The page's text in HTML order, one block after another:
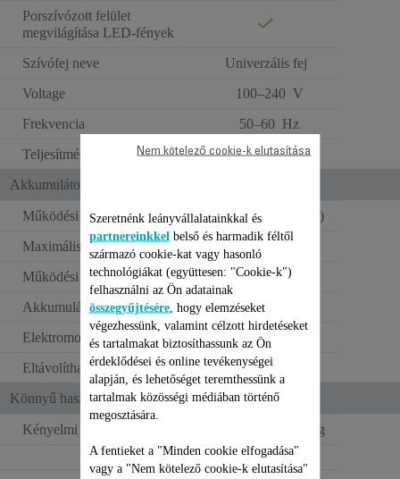
Porszívózott felület
megvilágítása LED-fények
Szívófej neve
Univerzális fej
Voltage
100–240 V
Frekvencia
50–60 Hz
Teljesítmény
Power < 1 W
Akkumulátor üzemideje
Működési idő
Hosszú (40min - 1h)
Maximális működési idő
AKÁR 45 PERC.
Működési idő kijelzése
Elem indikátor
Akkumulátor típusa
Lítium-ion
Elektromos feszültség
18.5V
Eltávolítható akkumulátor
Könnyű használat
Kényelmi használat
Ultra könnyű <1,3kg
2,2 kg
Szeretnénk leányvállalatainkkal és
partnereinkkel belső és harmadik féltől
származó cookie-kat vagy hasonló
technológiákat (együttesen: "Cookie-k")
felhasználni az Ön adatainak
összegyűjtésére, hogy elemzéseket
végezhessünk, valamint célzott hirdetéseket
és tartalmakat biztosíthassunk az Ön
érdeklődései és online tevékenységei
alapján, és lehetőséget teremthessünk a
tartalmak közösségi médiában történő
megosztására.
A fentieket a "Minden cookie elfogadása"
vagy a "Nem kötelező cookie-k elutasítása"
Nem kötelező cookie-k elutasítása